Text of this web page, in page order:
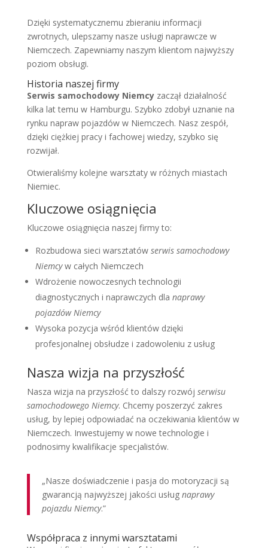
Dzięki systematycznemu zbieraniu informacji
zwrotnych, ulepszamy nasze usługi naprawcze w
Niemczech. Zapewniamy naszym klientom najwyższy
poziom obsługi.
Historia naszej firmy
Serwis samochodowy Niemcyzaczął działalność
kilka lat temu w Hamburgu. Szybko zdobył uznanie na
rynku napraw pojazdów w Niemczech. Nasz zespół,
dzięki ciężkiej pracy i fachowej wiedzy, szybko się
rozwijał.
Otwieraliśmy kolejne warsztaty w różnych miastach
Niemiec.
Kluczowe osiągnięcia
Kluczowe osiągnięcia naszej firmy to:
Rozbudowa sieci warsztatów serwis samochodowy
Niemcyw całych Niemczech
Wdrożenie nowoczesnych technologii
diagnostycznych i naprawczych dla naprawy
pojazdów Niemcy
Wysoka pozycja wśród klientów dzięki
profesjonalnej obsłudze i zadowoleniu z usług
Nasza wizja na przyszłość
Nasza wizja na przyszłość to dalszy rozwój serwisu
samochodowego Niemcy. Chcemy poszerzyć zakres
usług, by lepiej odpowiadać na oczekiwania klientów w
Niemczech. Inwestujemy w nowe technologie i
podnosimy kwalifikacje specjalistów.
„Nasze doświadczenie i pasja do motoryzacji są
gwarancją najwyższej jakości usług naprawy
pojazdu Niemcy.”
Współpraca z innymi warsztatami